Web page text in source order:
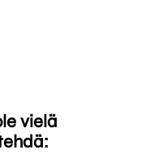
vielä